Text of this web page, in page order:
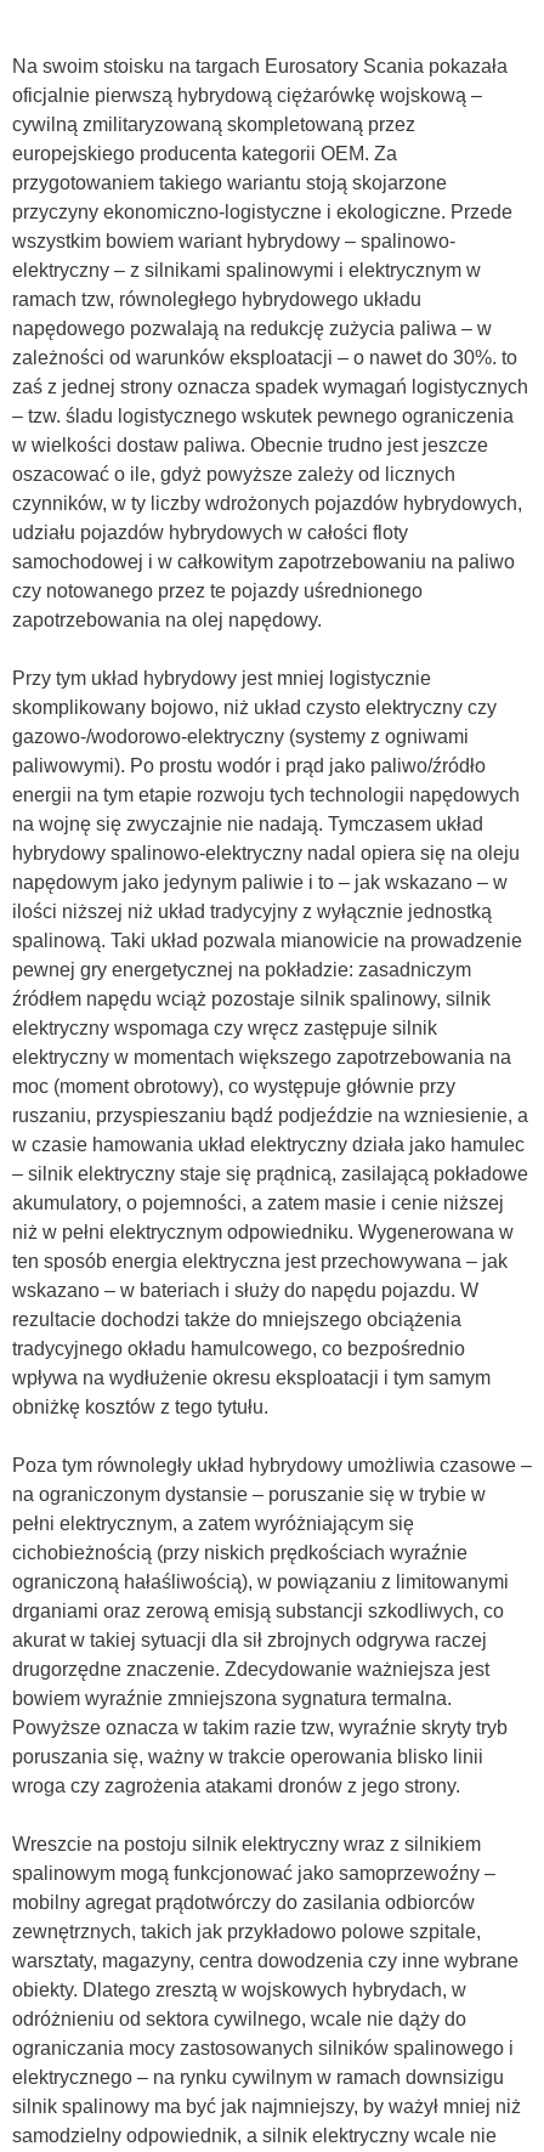
Na swoim stoisku na targach Eurosatory Scania pokazała
oficjalnie pierwszą hybrydową ciężarówkę wojskową –
cywilną zmilitaryzowaną skompletowaną przez
europejskiego producenta kategorii OEM. Za
przygotowaniem takiego wariantu stoją skojarzone
przyczyny ekonomiczno-logistyczne i ekologiczne. Przede
wszystkim bowiem wariant hybrydowy – spalinowo-
elektryczny – z silnikami spalinowymi i elektrycznym w
ramach tzw, równoległego hybrydowego układu
napędowego pozwalają na redukcję zużycia paliwa – w
zależności od warunków eksploatacji – o nawet do 30%. to
zaś z jednej strony oznacza spadek wymagań logistycznych
– tzw. śladu logistycznego wskutek pewnego ograniczenia
w wielkości dostaw paliwa. Obecnie trudno jest jeszcze
oszacować o ile, gdyż powyższe zależy od licznych
czynników, w ty liczby wdrożonych pojazdów hybrydowych,
udziału pojazdów hybrydowych w całości floty
samochodowej i w całkowitym zapotrzebowaniu na paliwo
czy notowanego przez te pojazdy uśrednionego
zapotrzebowania na olej napędowy.
Przy tym układ hybrydowy jest mniej logistycznie
skomplikowany bojowo, niż układ czysto elektryczny czy
gazowo-/wodorowo-elektryczny (systemy z ogniwami
paliwowymi). Po prostu wodór i prąd jako paliwo/źródło
energii na tym etapie rozwoju tych technologii napędowych
na wojnę się zwyczajnie nie nadają. Tymczasem układ
hybrydowy spalinowo-elektryczny nadal opiera się na oleju
napędowym jako jedynym paliwie i to – jak wskazano – w
ilości niższej niż układ tradycyjny z wyłącznie jednostką
spalinową. Taki układ pozwala mianowicie na prowadzenie
pewnej gry energetycznej na pokładzie: zasadniczym
źródłem napędu wciąż pozostaje silnik spalinowy, silnik
elektryczny wspomaga czy wręcz zastępuje silnik
elektryczny w momentach większego zapotrzebowania na
moc (moment obrotowy), co występuje głównie przy
ruszaniu, przyspieszaniu bądź podjeździe na wzniesienie, a
w czasie hamowania układ elektryczny działa jako hamulec
– silnik elektryczny staje się prądnicą, zasilającą pokładowe
akumulatory, o pojemności, a zatem masie i cenie niższej
niż w pełni elektrycznym odpowiedniku. Wygenerowana w
ten sposób energia elektryczna jest przechowywana – jak
wskazano – w bateriach i służy do napędu pojazdu. W
rezultacie dochodzi także do mniejszego obciążenia
tradycyjnego okładu hamulcowego, co bezpośrednio
wpływa na wydłużenie okresu eksploatacji i tym samym
obniżkę kosztów z tego tytułu.
Poza tym równoległy układ hybrydowy umożliwia czasowe –
na ograniczonym dystansie – poruszanie się w trybie w
pełni elektrycznym, a zatem wyróżniającym się
cichobieżnością (przy niskich prędkościach wyraźnie
ograniczoną hałaśliwością), w powiązaniu z limitowanymi
drganiami oraz zerową emisją substancji szkodliwych, co
akurat w takiej sytuacji dla sił zbrojnych odgrywa raczej
drugorzędne znaczenie. Zdecydowanie ważniejsza jest
bowiem wyraźnie zmniejszona sygnatura termalna.
Powyższe oznacza w takim razie tzw, wyraźnie skryty tryb
poruszania się, ważny w trakcie operowania blisko linii
wroga czy zagrożenia atakami dronów z jego strony.
Wreszcie na postoju silnik elektryczny wraz z silnikiem
spalinowym mogą funkcjonować jako samoprzewoźny –
mobilny agregat prądotwórczy do zasilania odbiorców
zewnętrznych, takich jak przykładowo polowe szpitale,
warsztaty, magazyny, centra dowodzenia czy inne wybrane
obiekty. Dlatego zresztą w wojskowych hybrydach, w
odróżnieniu od sektora cywilnego, wcale nie dąży do
ograniczania mocy zastosowanych silników spalinowego i
elektrycznego – na rynku cywilnym w ramach downsizigu
silnik spalinowy ma być jak najmniejszy, by ważył mniej niż
samodzielny odpowiednik, a silnik elektryczny wcale nie